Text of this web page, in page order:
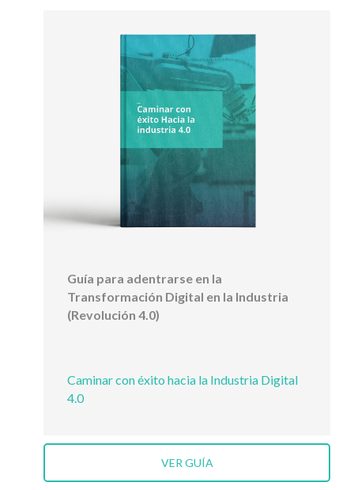
Guía para adentrarse en la
Transformación Digital en la Industria
(Revolución 4.0)
Caminar con éxito hacia la Industria Digital
4.0
VER GUÍA